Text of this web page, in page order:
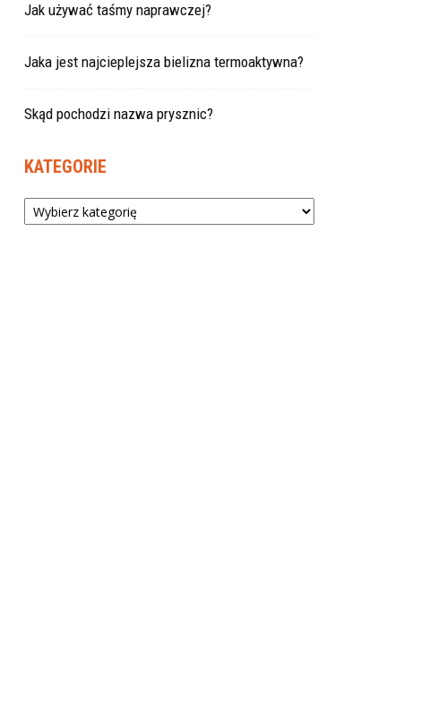
Jak używać taśmy naprawczej?
Jaka jest najcieplejsza bielizna termoaktywna?
Skąd pochodzi nazwa prysznic?
KATEGORIE
Kategorie